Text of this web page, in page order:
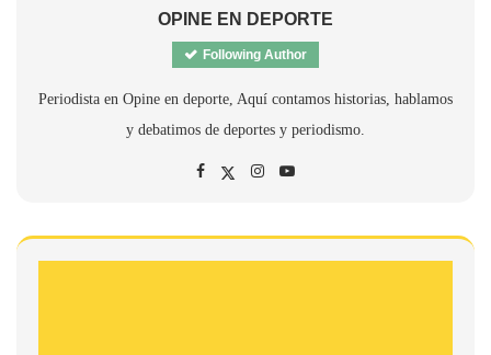
OPINE EN DEPORTE
Following Author
Periodista en Opine en deporte, Aquí contamos historias, hablamos
y debatimos de deportes y periodismo.